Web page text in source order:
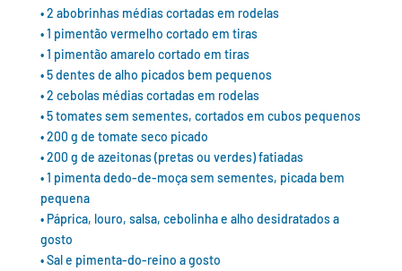
• 2 abobrinhas médias cortadas em rodelas
• 1 pimentão vermelho cortado em tiras
• 1 pimentão amarelo cortado em tiras
• 5 dentes de alho picados bem pequenos
• 2 cebolas médias cortadas em rodelas
• 5 tomates sem sementes, cortados em cubos pequenos
• 200 g de tomate seco picado
• 200 g de azeitonas (pretas ou verdes) fatiadas
• 1 pimenta dedo-de-moça sem sementes, picada bem
pequena
• Páprica, louro, salsa, cebolinha e alho desidratados a
gosto
• Sal e pimenta-do-reino a gosto